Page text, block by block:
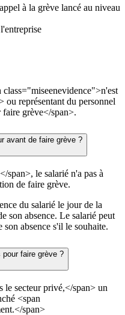
à la grève lancé au niveau
ou représentant du personnel
grève</span>.
avant de faire grève ?
span>, le salarié n'a pas à
de faire grève.
du salarié le jour de la
son absence. Le salarié peut
absence s'il le souhaite.
pour faire grève ?
le secteur privé,</span> un
<span
span>